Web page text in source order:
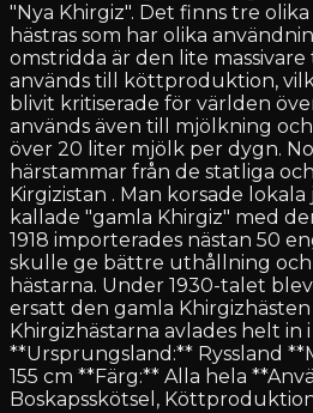
"Nya Khirgiz". Det finns tre
hästras som har olika
omstridda är den lite
används till köttproduktion,
blivit kritiserade för världen
används även till mjölkning
över 20 liter mjölk per dygn.
härstammar från de statliga
Kirgizistan . Man korsade
kallade "gamla Khirgiz" med
1918 importerades nästan 50
skulle ge bättre uthållning
hästarna. Under 1930-talet
ersatt den gamla
Khirgizhästarna avlades helt in
**Ursprungsland:** Ryssland
155 cm **Färg:** Alla hela
Boskapsskötsel,